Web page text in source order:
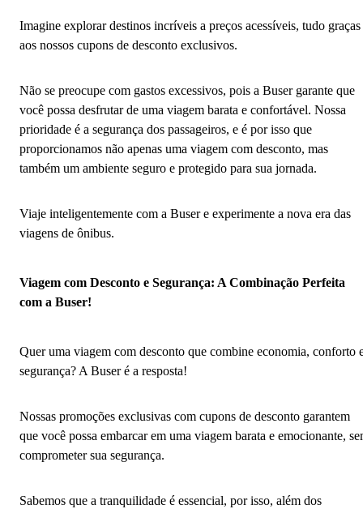
Imagine explorar destinos incríveis a preços acessíveis, tudo graças
aos nossos cupons de desconto exclusivos.
Não se preocupe com gastos excessivos, pois a Buser garante que
você possa desfrutar de uma viagem barata e confortável. Nossa
prioridade é a segurança dos passageiros, e é por isso que
proporcionamos não apenas uma viagem com desconto, mas
também um ambiente seguro e protegido para sua jornada.
Viaje inteligentemente com a Buser e experimente a nova era das
viagens de ônibus.
Viagem com Desconto e Segurança: A Combinação Perfeita
com a Buser!
Quer uma viagem com desconto que combine economia, conforto
segurança? A Buser é a resposta!
Nossas promoções exclusivas com cupons de desconto garantem
que você possa embarcar em uma viagem barata e emocionante,
comprometer sua segurança.
Sabemos que a tranquilidade é essencial, por isso, além dos